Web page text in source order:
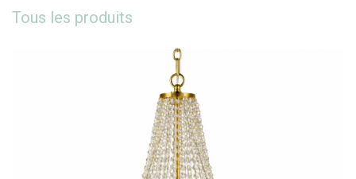
Tous les produits